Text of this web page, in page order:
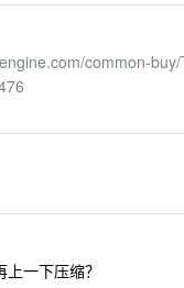
common-buy/
一下压缩？